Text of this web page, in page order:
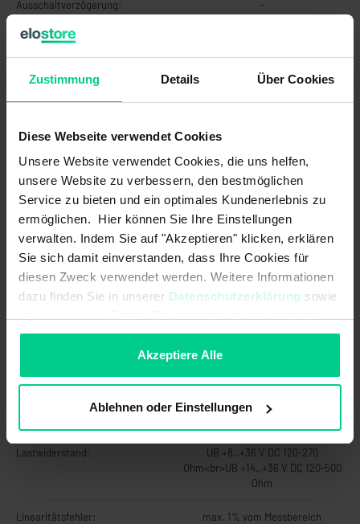
Zustimmung Details Über Cookies
Diese Webseite verwendet Cookies
Unsere Website verwendet Cookies, die uns helfen,
unsere Website zu verbessern, den bestmöglichen
Service zu bieten und ein optimales Kundenerlebnis zu
ermöglichen. Hier können Sie Ihre Einstellungen
verwalten. Indem Sie auf "Akzeptieren" klicken, erklären
Sie sich damit einverstanden, dass Ihre Cookies für
diesen Zweck verwendet werden. Weitere Informationen
dazu finden Sie in unserer Datenschutzerklärung sowie
sein, können Sie die Verwendung von Cookies hier
Akzeptiere Alle
Ablehnen oder Einstellungen
Ausschaltverzögerung: -
Betriebsspannung:
EMV Erdbaumaschinen und
Baumaschinen (Norm):
DIN EN ISO 13766-1, Load dump
Pulse B with Us = 85V, Cranking ISO
16750-2 Level 1-4
EMV Flurförderzeuge (Norm):
Maschinen (Norm):
EN ISO 14982, Load dump Pulse B
with Us = 85V, Cranking ISO 16750-2
Level 1-4
Einschaltverzögerung: -
Hysterese: -
Initialisierungszeit nach Power
500 ms
Kontaktart: -
Lastwiderstand:
UB +8..+36 V DC 120-270
Ohm<br>UB +14..+36 V DC 120-500
Ohm
Linearitätsfehler: max. 1% vom Messbereich